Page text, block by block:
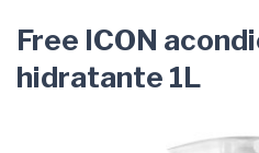
Free ICON
hidratante 1L